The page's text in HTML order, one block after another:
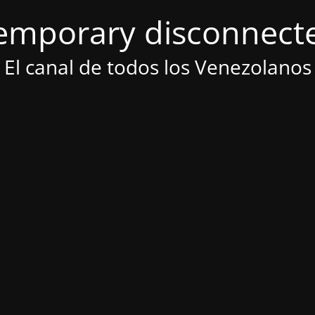
El canal de todos los Venezolanos